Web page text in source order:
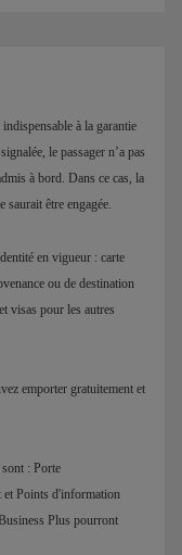
à la garantie
le passager n’a pas
à bord. Dans ce cas, la
saurait être engagée.
en vigueur : carte
ou de destination
visas pour les autres
emporter gratuitement et
: Porte
et Points d'information
Plus pourront